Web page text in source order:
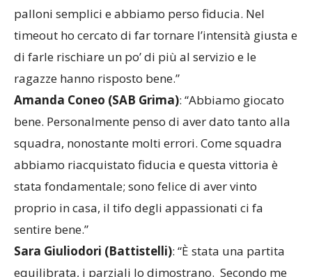
slancio positivo all’inizio del quarto. Avevamo
perso un po’ di intensità in difesa, sono caduti
palloni semplici e abbiamo perso fiducia. Nel
timeout ho cercato di far tornare l’intensità giusta e
di farle rischiare un po’ di più al servizio e le
ragazze hanno risposto bene.”
Amanda Coneo (SAB Grima): “Abbiamo giocato
bene. Personalmente penso di aver dato tanto alla
squadra, nonostante molti errori. Come squadra
abbiamo riacquistato fiducia e questa vittoria è
stata fondamentale; sono felice di aver vinto
proprio in casa, il tifo degli appassionati ci fa
sentire bene.”